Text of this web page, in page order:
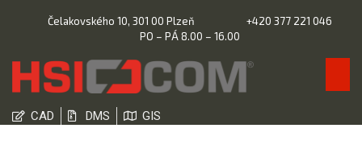
Čelakovského 10, 301 00 Plzeň
+420 377 221 046
PO – PÁ 8.00 – 16.00
CAD DMS GIS